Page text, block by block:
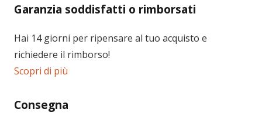
Garanzia soddisfatti o rimborsati
Hai 14 giorni per ripensare al tuo acquisto e
richiedere il rimborso!
Scopri di più
Consegna